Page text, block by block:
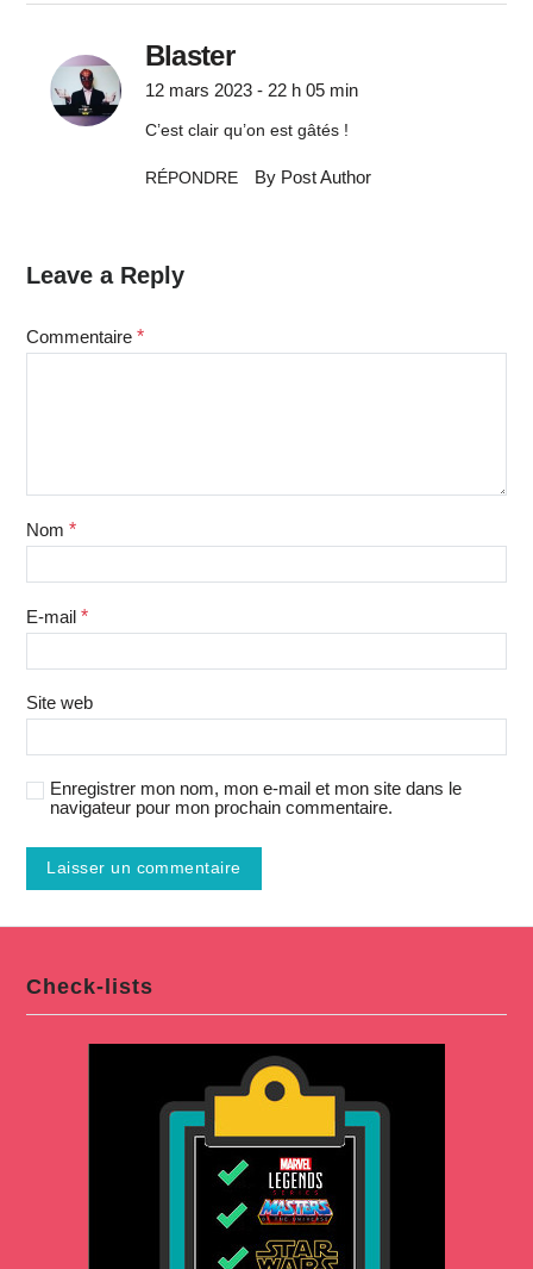
Blaster
12 mars 2023 - 22 h 05 min
C’est clair qu’on est gâtés !
RÉPONDRE By Post Author
Leave a Reply
Commentaire *
Nom *
E-mail *
Site web
Enregistrer mon nom, mon e-mail et mon site dans le
navigateur pour mon prochain commentaire.
Check-lists